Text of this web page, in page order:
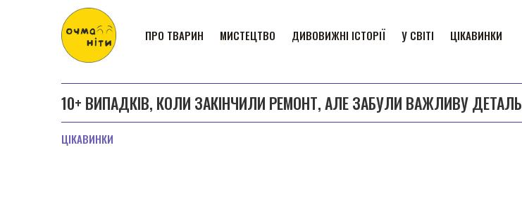
ПРО ТВАРИН МИСТЕЦТВО ДИВОВИЖНІ ІСТОРІЇ У СВІТІ ЦІКАВИНКИ
10+ ВИПАДКІВ, КОЛИ ЗАКІНЧИЛИ РЕМОНТ, АЛЕ ЗАБУЛИ ВАЖЛИВУ ДЕТАЛЬ
ЦІКАВИНКИ